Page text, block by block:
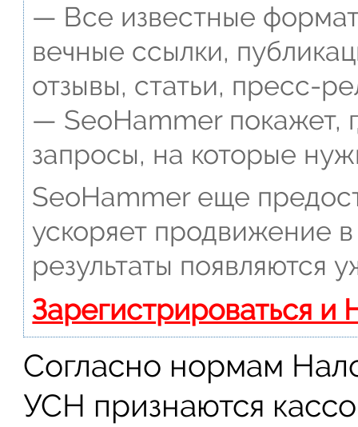
— Все известные
вечные ссылки,
отзывы, статьи, пресс-
— SeoHammer покажет,
запросы, на которые
SeoHammer еще
ускоряет продвижение
результаты появляются
Зарегистрироваться и
Согласно нормам
УСН признаются